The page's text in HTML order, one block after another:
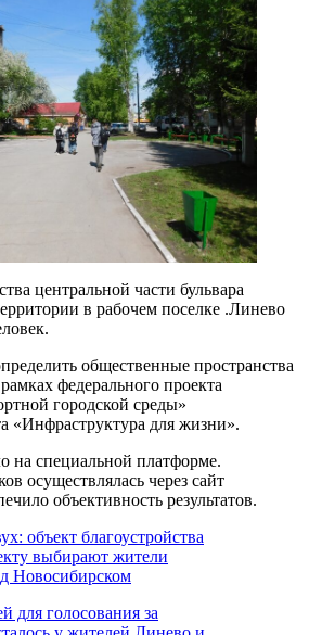
центральной части бульвара
в рабочем поселке .Линево
общественные пространства
федерального проекта
городской среды»
«Инфраструктура для жизни».
на специальной платформе.
осуществлялась через сайт
объективность результатов.
объект благоустройства
выбирают жители
Новосибирском
для голосования за